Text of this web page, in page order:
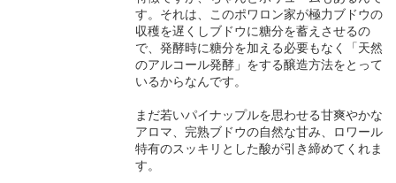
す。それは、このポワロン家が極力ブドウの
収穫を遅くしブドウに糖分を蓄えさせるの
で、発酵時に糖分を加える必要もなく「天然
のアルコール発酵」をする醸造方法をとって
いるからなんです。
まだ若いパイナップルを思わせる甘爽やかな
アロマ、完熟ブドウの自然な甘み、ロワール
特有のスッキリとした酸が引き締めてくれま
す。